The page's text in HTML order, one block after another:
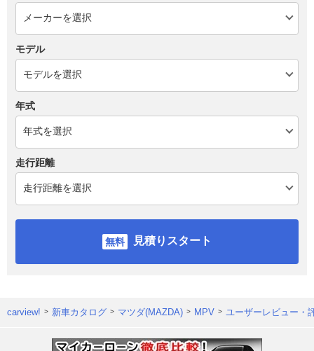
モデル
年式
走行距離
見積りスタート
carview! 新車カタログ マツダ(MAZDA) MPV ユーザーレビュー・